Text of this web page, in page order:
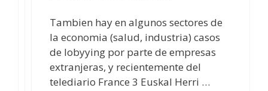
Tambien hay en algunos sectores de
la economia (salud, industria) casos
de lobyying por parte de empresas
extranjeras, y recientemente del
telediario France 3 Euskal Herri …